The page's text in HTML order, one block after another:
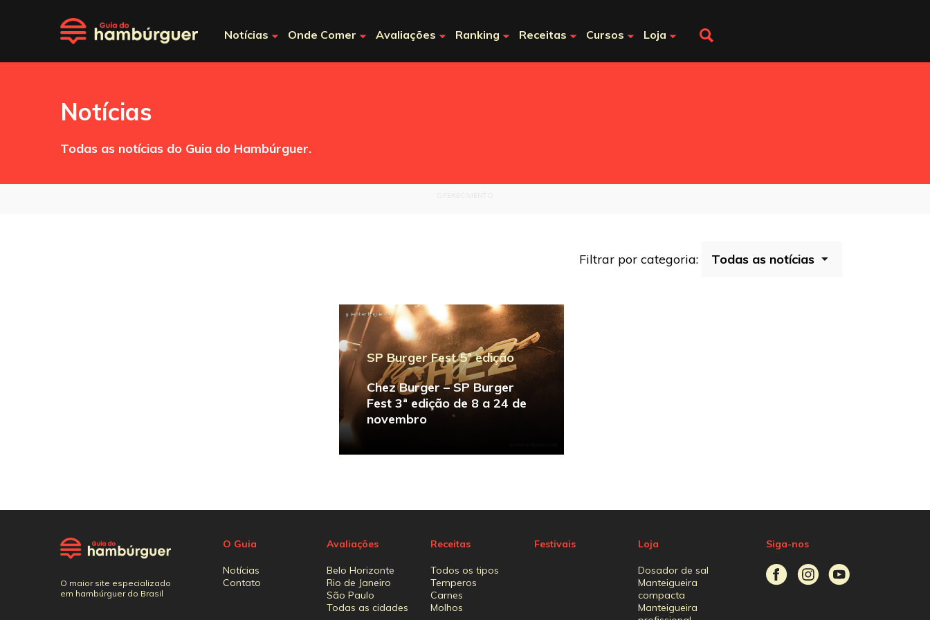
Notícias Onde Comer Avaliações Ranking Receitas Cursos Loja
Notícias
Todas as notícias do Guia do Hambúrguer.
Filtrar por categoria:
SP Burger Fest 5ª edição
Chez Burger – SP Burger
Fest 3ª edição de 8 a 24 de
novembro
O maior site especializado
em hambúrguer do Brasil
O Guia
Notícias
Contato
Avaliações
Belo Horizonte
Rio de Janeiro
São Paulo
Todas as cidades
Receitas
Todos os tipos
Temperos
Carnes
Molhos
Festivais Loja
Dosador de sal
Manteigueira
compacta
Manteigueira
Siga-nos